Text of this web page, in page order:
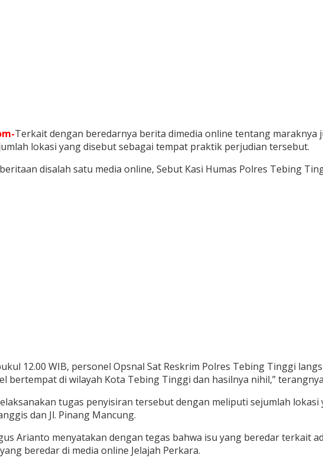
Terkait dengan beredarnya berita dimedia online tentang
lokasi yang disebut sebagai tempat praktik perjudian tersebut.
disalah satu media online, Sebut Kasi Humas Polres Tebing
12.00 WIB, personel Opsnal Sat Reskrim Polres Tebing Tinggi
bertempat di wilayah Kota Tebing Tinggi dan hasilnya nihil,”
tugas penyisiran tersebut dengan meliputi sejumlah lokasi
dan Jl. Pinang Mancung.
Arianto menyatakan dengan tegas bahwa isu yang beredar terkait
beredar di media online Jelajah Perkara.